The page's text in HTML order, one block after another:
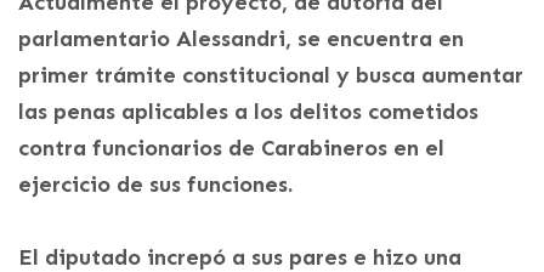
parlamentario Alessandri, se encuentra en
primer trámite constitucional y busca aumentar
las penas aplicables a los delitos cometidos
contra funcionarios de Carabineros en el
ejercicio de sus funciones.
El diputado increpó a sus pares e hizo una